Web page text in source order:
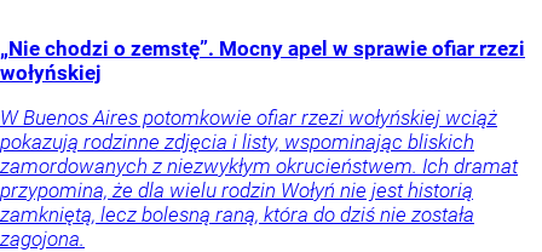
„Nie chodzi o zemstę”. Mocny apel w sprawie ofiar rzezi
wołyńskiej
W Buenos Aires potomkowie ofiar rzezi wołyńskiej wciąż
pokazują rodzinne zdjęcia i listy, wspominając bliskich
zamordowanych z niezwykłym okrucieństwem. Ich dramat
przypomina, że dla wielu rodzin Wołyń nie jest historią
zamkniętą, lecz bolesną raną, która do dziś nie została
zagojona.